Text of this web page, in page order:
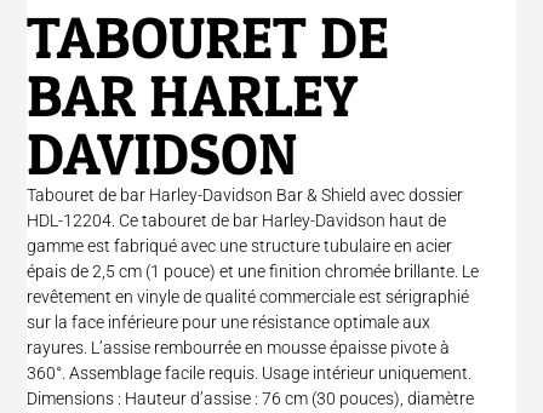
TABOURET DE
BAR HARLEY
DAVIDSON
Tabouret de bar Harley-Davidson Bar & Shield avec dossier
HDL-12204. Ce tabouret de bar Harley-Davidson haut de
gamme est fabriqué avec une structure tubulaire en acier
épais de 2,5 cm (1 pouce) et une finition chromée brillante. Le
revêtement en vinyle de qualité commerciale est sérigraphié
sur la face inférieure pour une résistance optimale aux
rayures. L’assise rembourrée en mousse épaisse pivote à
360°. Assemblage facile requis. Usage intérieur uniquement.
Dimensions : Hauteur d’assise : 76 cm (30 pouces), diamètre